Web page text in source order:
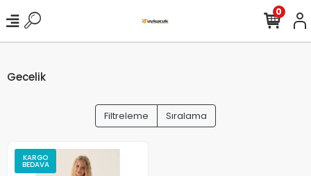
0
Gecelik
Filtreleme Sıralama
KARGO
BEDAVA